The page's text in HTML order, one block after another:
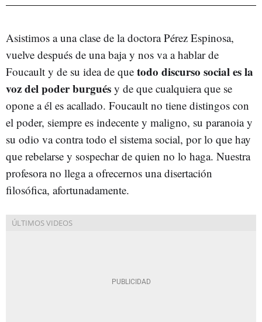
Asistimos a una clase de la doctora Pérez Espinosa,
vuelve después de una baja y nos va a hablar de
Foucault y de su idea de que todo discurso social es la
voz del poder burgués y de que cualquiera que se
opone a él es acallado. Foucault no tiene distingos con
el poder, siempre es indecente y maligno, su paranoia y
su odio va contra todo el sistema social, por lo que hay
que rebelarse y sospechar de quien no lo haga. Nuestra
profesora no llega a ofrecernos una disertación
filosófica, afortunadamente.